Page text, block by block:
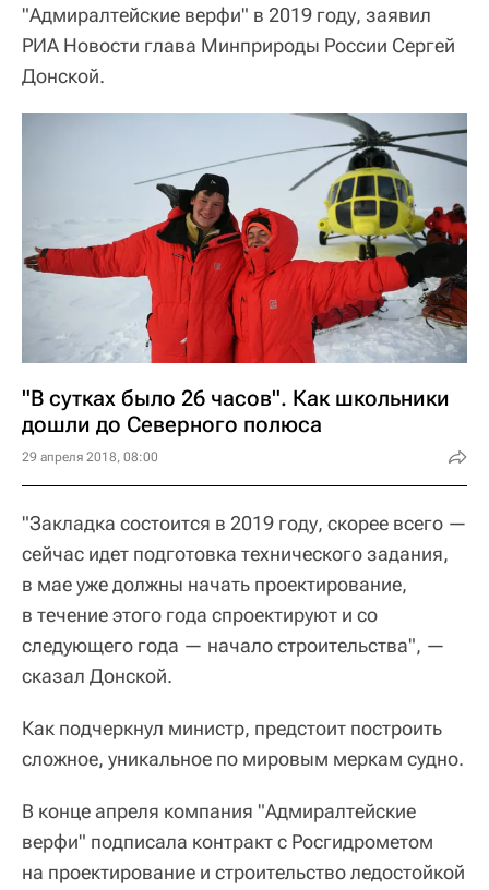
"Адмиралтейские верфи" в 2019 году, заявил
РИА Новости глава Минприроды России Сергей
Донской.
"В сутках было 26 часов". Как школьники
дошли до Северного полюса
29 апреля 2018, 08:00
"Закладка состоится в 2019 году, скорее всего —
сейчас идет подготовка технического задания,
в мае уже должны начать проектирование,
в течение этого года спроектируют и со
следующего года — начало строительства", —
сказал Донской.
Как подчеркнул министр, предстоит построить
сложное, уникальное по мировым меркам судно.
В конце апреля компания "Адмиралтейские
верфи" подписала контракт с Росгидрометом
на проектирование и строительство ледостойкой